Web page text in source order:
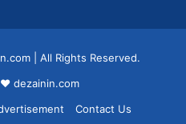
| All Rights Reserved.
❤ dezainin.com
Contact Us